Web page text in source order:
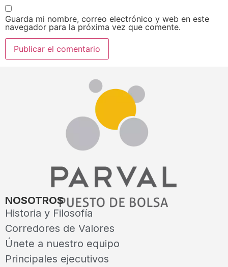
Guarda mi nombre, correo electrónico y web en este
navegador para la próxima vez que comente.
NOSOTROS
Historia y Filosofía
Corredores de Valores
Únete a nuestro equipo
Principales ejecutivos